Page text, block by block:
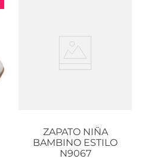
ZAPATO NIÑA
BAMBINO ESTILO
N9067